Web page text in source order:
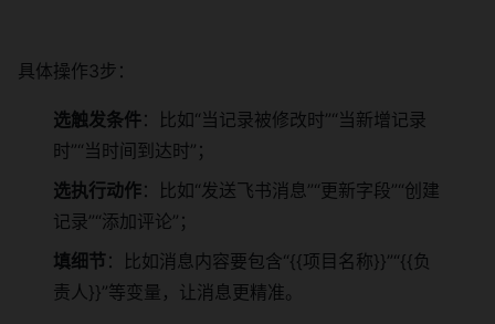
具体操作3步：
选触发条件：比如“当记录被修改时”“当新增记录
时”“当时间到达时”；
选执行动作：比如“发送飞书消息”“更新字段”“创建
记录”“添加评论”；
填细节：比如消息内容要包含“{{项目名称}}”“{{负
责人}}”等变量，让消息更精准。